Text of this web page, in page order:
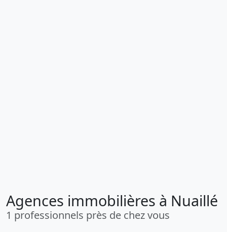
Agences immobilières à Nuaillé
1 professionnels près de chez vous